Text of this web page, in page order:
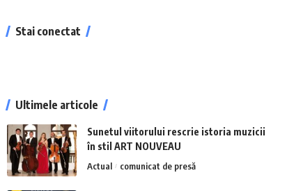
Stai conectat
Ultimele articole
Sunetul viitorului rescrie istoria muzicii
în stil ART NOUVEAU
Actual comunicat de presă